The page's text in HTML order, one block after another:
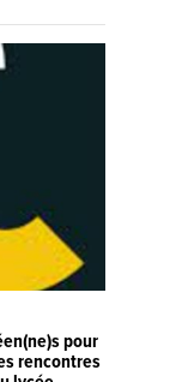
pour
rencontres